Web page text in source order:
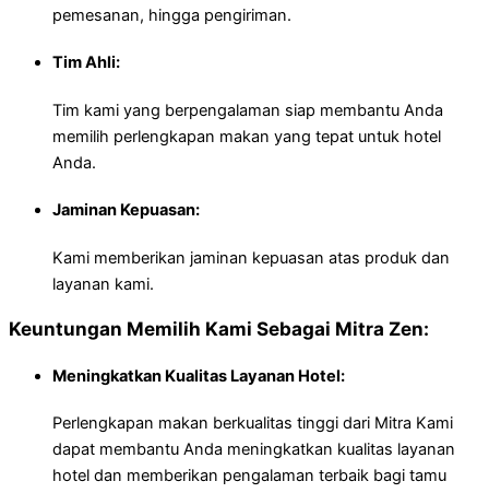
pemesanan, hingga pengiriman.
Tim Ahli:
Tim kami yang berpengalaman siap membantu Anda
memilih perlengkapan makan yang tepat untuk hotel
Anda.
Jaminan Kepuasan:
Kami memberikan jaminan kepuasan atas produk dan
layanan kami.
Keuntungan Memilih Kami Sebagai Mitra Zen:
Meningkatkan Kualitas Layanan Hotel:
Perlengkapan makan berkualitas tinggi dari Mitra Kami
dapat membantu Anda meningkatkan kualitas layanan
hotel dan memberikan pengalaman terbaik bagi tamu